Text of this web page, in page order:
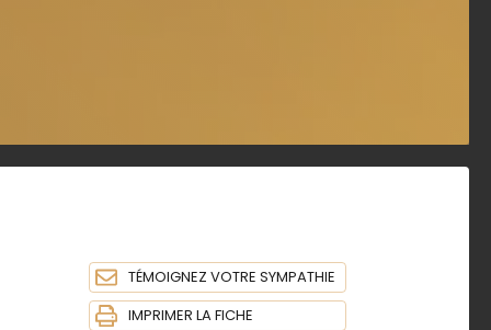
TÉMOIGNEZ VOTRE SYMPATHIE
IMPRIMER LA FICHE